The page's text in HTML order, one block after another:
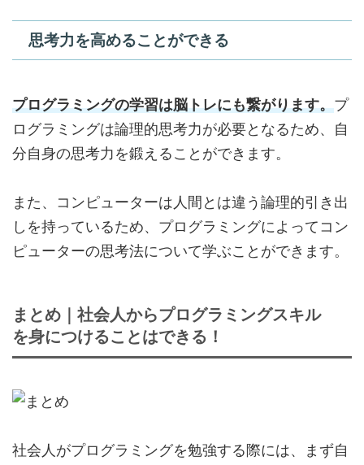
思考力を高めることができる
プログラミングの学習は脳トレにも繋がります。プ
ログラミングは論理的思考力が必要となるため、自
分自身の思考力を鍛えることができます。
また、コンピューターは人間とは違う論理的引き出
しを持っているため、プログラミングによってコン
ピューターの思考法について学ぶことができます。
まとめ｜社会人からプログラミングスキル
を身につけることはできる！
社会人がプログラミングを勉強する際には、まず自